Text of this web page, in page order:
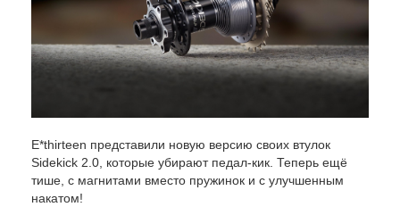
E*thirteen представили новую версию своих втулок
Sidekick 2.0, которые убирают педал-кик. Теперь ещё
тише, с магнитами вместо пружинок и с улучшенным
накатом!